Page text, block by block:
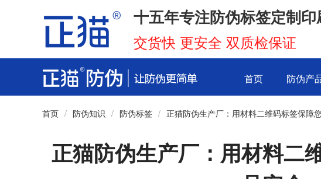
十五年专注防伪标签定制
交货快 更安全 双质检保证
首页 防伪产
首页 / 防伪知识 / 防伪标签 / 正猫防伪生产厂：用材料二维码标签保障
正猫防伪生产厂：用材料二